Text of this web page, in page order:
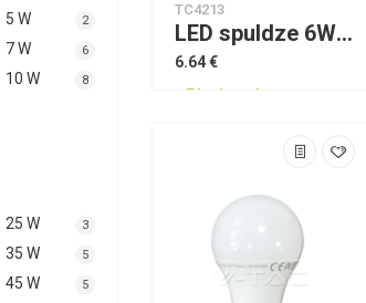
5 W 2
7 W 6
10 W 8
25 W 3
35 W 5
45 W 5
TC4213
LED spuldze 6W E14 Candle 2700K Dimmable VTAC
6.64 €
Pieejams!